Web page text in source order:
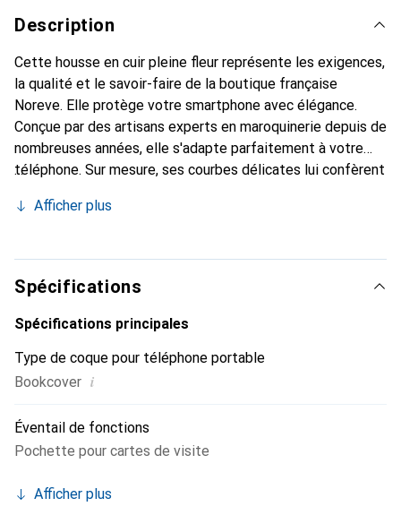
Description
Cette housse en cuir pleine fleur représente les exigences,
la qualité et le savoir-faire de la boutique française
Noreve. Elle protège votre smartphone avec élégance.
Conçue par des artisans experts en maroquinerie depuis de
nombreuses années, elle s'adapte parfaitement à votre
téléphone. Sur mesure, ses courbes délicates lui confèrent
chic et essentiel pour votre smartphone. Reconnaître
marque Noreve est un choix sûr pour une clientèle
exigeante.
Afficher plus
Spécifications
Spécifications principales
Type de coque pour téléphone portable
Bookcover i
Éventail de fonctions
Pochette pour cartes de visite
Afficher plus